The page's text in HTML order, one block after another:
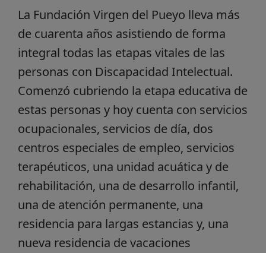
La Fundación Virgen del Pueyo lleva más
de cuarenta años asistiendo de forma
integral todas las etapas vitales de las
personas con Discapacidad Intelectual.
Comenzó cubriendo la etapa educativa de
estas personas y hoy cuenta con servicios
ocupacionales, servicios de día, dos
centros especiales de empleo, servicios
terapéuticos, una unidad acuática y de
rehabilitación, una de desarrollo infantil,
una de atención permanente, una
residencia para largas estancias y, una
nueva residencia de vacaciones